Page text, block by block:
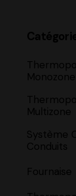
Monozone
Multizone
Système
Conduits
Fournaise